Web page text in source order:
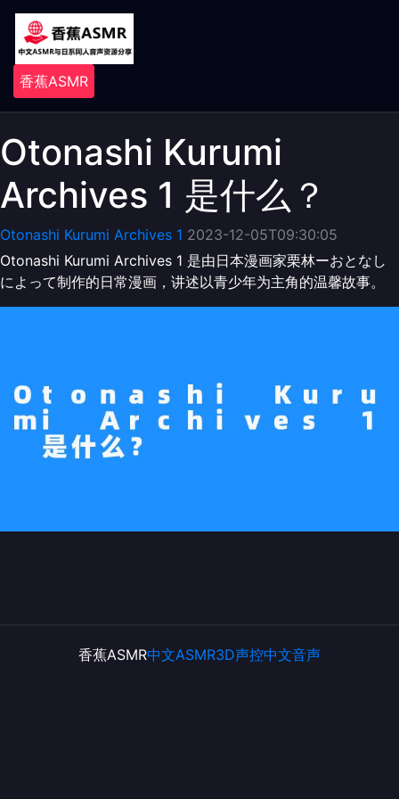
香蕉ASMR
Otonashi Kurumi
Archives 1 是什么？
Otonashi Kurumi Archives 1 2023-12-05T09:30:05
Otonashi Kurumi Archives 1 是由日本漫画家栗林ーおとなし
によって制作的日常漫画，讲述以青少年为主角的温馨故事。
香蕉ASMR中文ASMR3D声控中文音声